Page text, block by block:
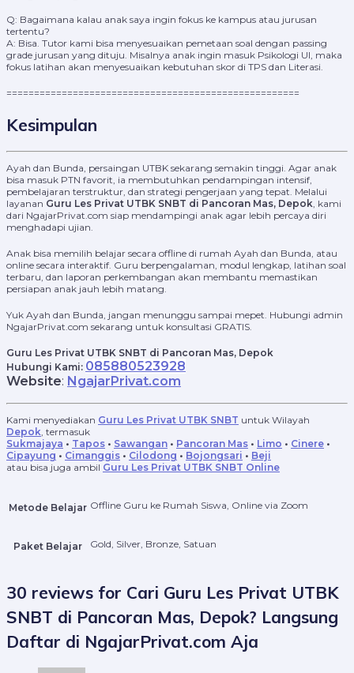
Q: Bagaimana kalau anak saya ingin fokus ke kampus atau jurusan
tertentu?
A: Bisa. Tutor kami bisa menyesuaikan pemetaan soal dengan passing
grade jurusan yang dituju. Misalnya anak ingin masuk Psikologi UI, maka
fokus latihan akan menyesuaikan kebutuhan skor di TPS dan Literasi.
=====================================================
Kesimpulan
Ayah dan Bunda, persaingan UTBK sekarang semakin tinggi. Agar anak
bisa masuk PTN favorit, ia membutuhkan pendampingan intensif,
pembelajaran terstruktur, dan strategi pengerjaan yang tepat. Melalui
layanan Guru Les Privat UTBK SNBT di Pancoran Mas, Depok, kami
dari NgajarPrivat.com siap mendampingi anak agar lebih percaya diri
menghadapi ujian.
Anak bisa memilih belajar secara offline di rumah Ayah dan Bunda, atau
online secara interaktif. Guru berpengalaman, modul lengkap, latihan soal
terbaru, dan laporan perkembangan akan membantu memastikan
persiapan anak jauh lebih matang.
Yuk Ayah dan Bunda, jangan menunggu sampai mepet. Hubungi admin
NgajarPrivat.com sekarang untuk konsultasi GRATIS.
Guru Les Privat UTBK SNBT di Pancoran Mas, Depok
Hubungi Kami: 085880523928
Website: NgajarPrivat.com
Kami menyediakan Guru Les Privat UTBK SNBT untuk Wilayah
Depok, termasuk
Sukmajaya • Tapos • Sawangan • Pancoran Mas • Limo • Cinere •
Cipayung • Cimanggis • Cilodong • Bojongsari • Beji
atau bisa juga ambil Guru Les Privat UTBK SNBT Online
Metode Belajar Offline Guru ke Rumah Siswa, Online via Zoom
Paket Belajar Gold, Silver, Bronze, Satuan
30 reviews for Cari Guru Les Privat UTBK
SNBT di Pancoran Mas, Depok? Langsung
Daftar di NgajarPrivat.com Aja